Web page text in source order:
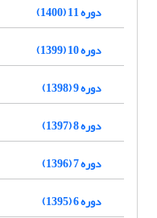
دوره 11 (1400)
دوره 10 (1399)
دوره 9 (1398)
دوره 8 (1397)
دوره 7 (1396)
دوره 6 (1395)